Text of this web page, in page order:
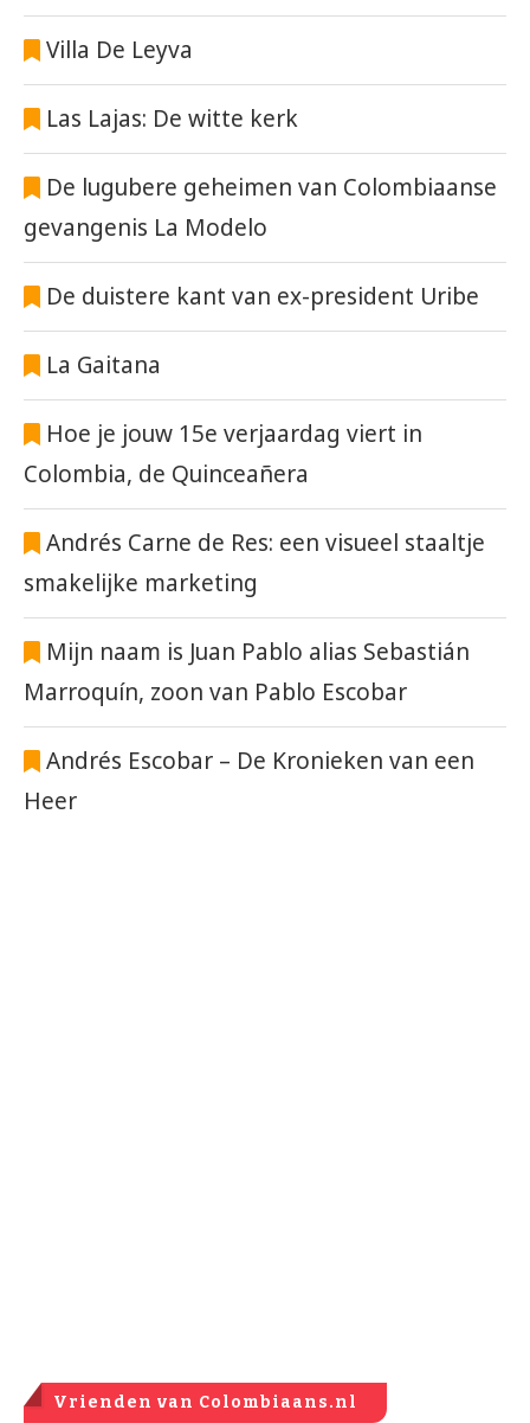
Villa De Leyva
Las Lajas: De witte kerk
De lugubere geheimen van Colombiaanse
gevangenis La Modelo
De duistere kant van ex-president Uribe
La Gaitana
Hoe je jouw 15e verjaardag viert in
Colombia, de Quinceañera
Andrés Carne de Res: een visueel staaltje
smakelijke marketing
Mijn naam is Juan Pablo alias Sebastián
Marroquín, zoon van Pablo Escobar
Andrés Escobar – De Kronieken van een
Heer
Vrienden van Colombiaans.nl